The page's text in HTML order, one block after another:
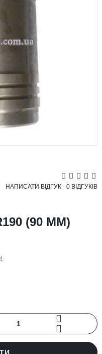
НАПИСАТИ ВІДГУК - 0 ВІДГУКІВ
(90 ММ)